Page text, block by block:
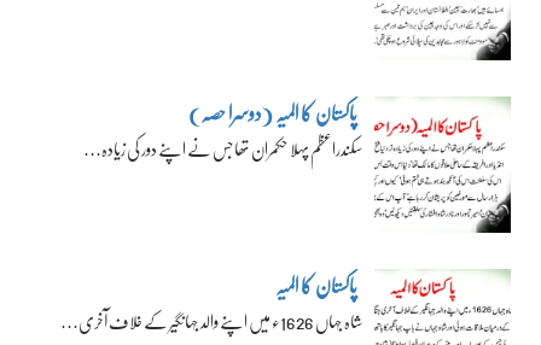
پاکستان کا المیہ (دوسرا حصہ)
سکندراعظم پہلا حکمران تھا جس نے اپنے دور کی زیادہ…
پاکستان کا المیہ
شاہ جہاں 1626ء میں اپنے والد جہانگیر کے خلاف آخری…